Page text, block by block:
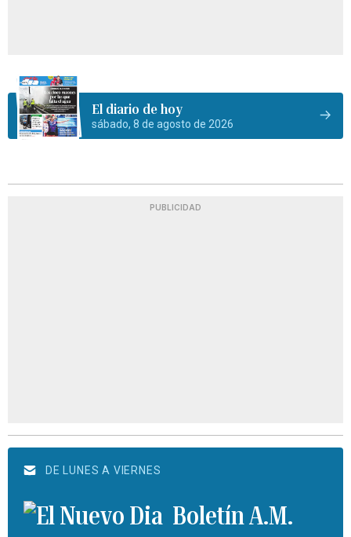
El diario de hoy
sábado, 8 de agosto de 2026
PUBLICIDAD
DE LUNES A VIERNES
Boletín A.M.